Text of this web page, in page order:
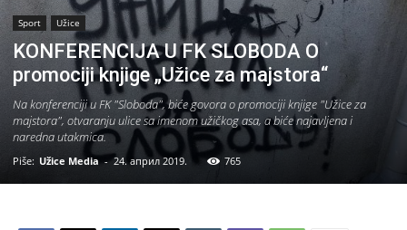
Sport Užice
KONFERENCIJA U FK SLOBODA O
promociji knjige „Užice za majstora“
Na konferenciji u FK "Sloboda", biće govora o promociji knjige "Užice za
majstora", otvaranju ulice sa imenom užičkog asa, a biće najavljena i
naredna utakmica.
Piše: Užice Media - 24. април 2019. 765